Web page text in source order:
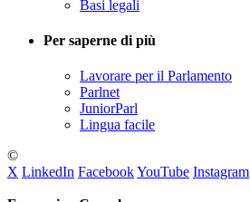
Basi legali
Per saperne di più
Lavorare per il Parlamento
Parlnet
JuniorParl
Lingua facile
©
X LinkedIn FacebookYouTube Instagram